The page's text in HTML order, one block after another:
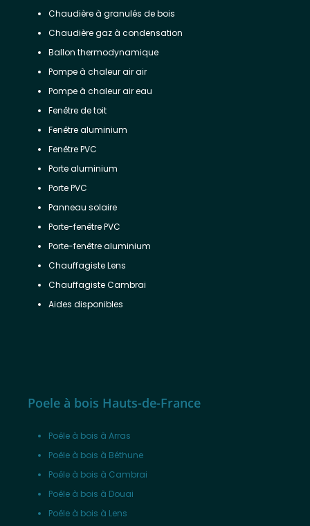
Chaudière à granulés de bois
Chaudière gaz à condensation
Ballon thermodynamique
Pompe à chaleur air air
Pompe à chaleur air eau
Fenêtre de toit
Fenêtre aluminium
Fenêtre PVC
Porte aluminium
Porte PVC
Panneau solaire
Porte-fenêtre PVC
Porte-fenêtre aluminium
Chauffagiste Lens
Chauffagiste Cambrai
Aides disponibles
Poele à bois Hauts-de-France
Poêle à bois à Arras
Poêle à bois à Béthune
Poêle à bois à Cambrai
Poêle à bois à Douai
Poêle à bois à Lens